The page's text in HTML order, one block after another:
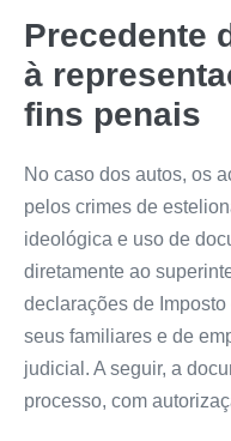
Precedente
à
fins penais
No caso dos autos, os
pelos crimes de
ideológica e uso de
diretamente ao
declarações de
seus familiares e de
judicial. A seguir, a
processo, com